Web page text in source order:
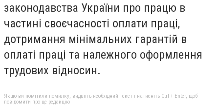
законодавства України про працю в
частині своєчасності оплати праці,
дотримання мінімальних гарантій в
оплаті праці та належного оформлення
трудових відносин.
Якщо ви помітили помилку, виділіть необхідний текст і натисніть Ctrl + Enter, щоб
повідомити про це редакцію